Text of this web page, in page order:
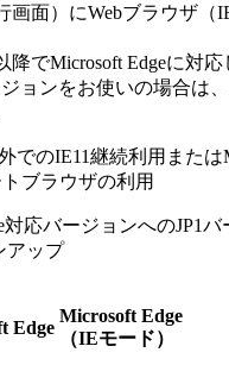
画面）にWebブラウザ（
でMicrosoft Edgeに対応
ョンをお使いの場合は
でのIE11継続利用または
ブラウザの利用
対応バージョンへのJP1
アップ
Edge
Microsoft Edge
（IEモード）